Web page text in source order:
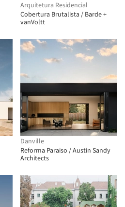
Arquitetura Residencial
Cobertura Brutalista / Barde +
vanVoltt
Danville
Reforma Paraiso / Austin Sandy
Architects